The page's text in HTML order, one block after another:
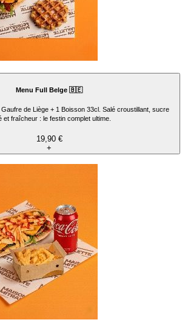
Menu Full Belge 🇧🇪
Gaufre de Liège + 1 Boisson 33cl. Salé croustillant, sucre
et fraîcheur : le festin complet ultime.
19,90 €
+